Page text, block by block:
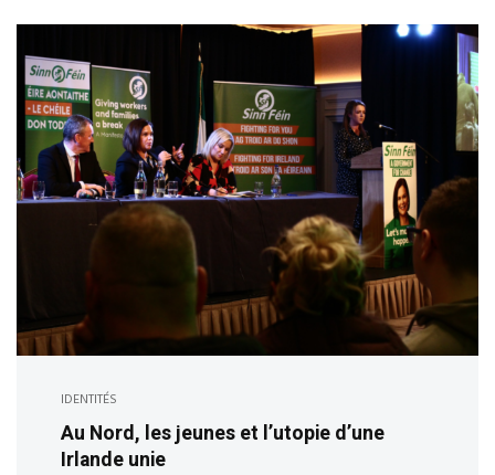
IDENTITÉS
Au Nord, les jeunes et l’utopie d’une
Irlande unie